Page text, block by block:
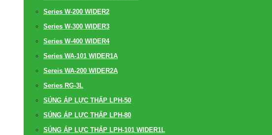
Series W-200 WIDER2
Series W-300 WIDER3
Series W-400 WIDER4
Series WA-101 WIDER1A
Sereis WA-200 WIDER2A
Series RG-3L
SÚNG ÁP LỰC THẤP LPH-50
SÚNG ÁP LỰC THẤP LPH-80
SÚNG ÁP LỰC THẤP LPH-101 WIDER1L